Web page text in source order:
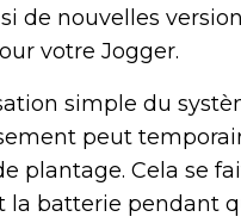
de nouvelles
votre Jogger.
simple du
peut
plantage. Cela se
la batterie pendant